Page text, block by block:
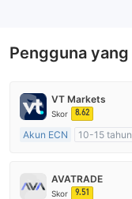
Pengguna
VT Markets
Skor 8.62
Akun ECN
10-15 tahun
Lisensi Penuh MT4
AVATRADE
Skor 9.51